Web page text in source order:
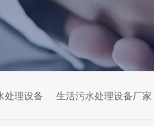
处理设备 生活污水处理设备厂家